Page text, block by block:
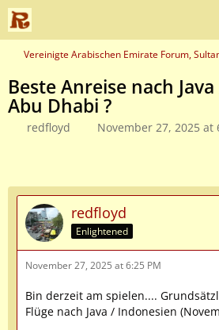
Vereinigte Arabischen Emirate Forum,
Beste Anreise nach
Abu Dhabi ?
redfloyd November 27, 2025 at
redfloyd
Enlightened
November 27, 2025 at 6:25 PM
Bin derzeit am spielen....
Flüge nach Java / Indonesien